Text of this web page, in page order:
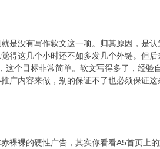
没有写作软文这一项。归其原因，是认
得这几个小时还不如多发几个外链。但后
个目标非常简单。软文写得多了，经验
广内容来做，别的保证不了也必须保证这
裸的硬性广告，其实你看看A5首页上的